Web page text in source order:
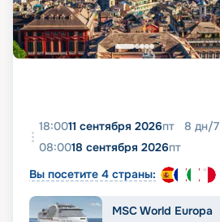
18:0011 сентября 2026пт 8 дн/7
08:0018 сентября 2026пт
Вы посетите 4 страны:
MSC World Europa